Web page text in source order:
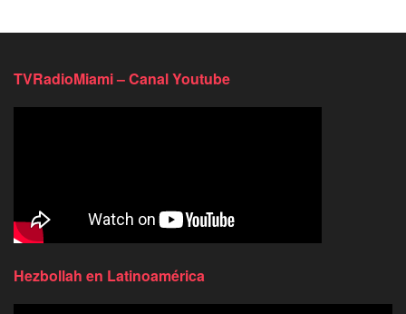
TVRadioMiami – Canal Youtube
Hezbollah en Latinoamérica